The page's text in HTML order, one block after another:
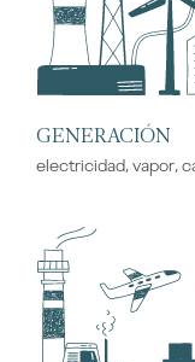
GENERACIÓN
electricidad, vapor,